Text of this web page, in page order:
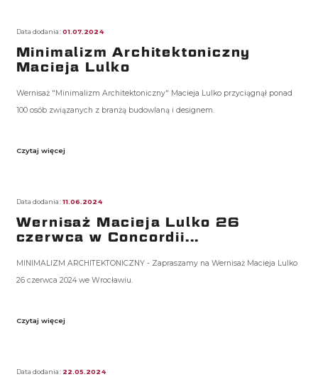
Data dodania:01.07.2024
Minimalizm Architektoniczny
Macieja Lulko
Wernisaż "Minimalizm Architektoniczny" Macieja Lulko przyciągnął ponad
100 osób związanych z branżą budowlaną i designem.
Czytaj więcej
Data dodania:11.06.2024
Wernisaż Macieja Lulko 26
czerwca w Concordii...
MINIMALIZM ARCHITEKTONICZNY - Zapraszamy na Wernisaż Macieja Lulko
26 czerwca 2024 we Wrocławiu.
Czytaj więcej
Data dodania: 22.05.2024